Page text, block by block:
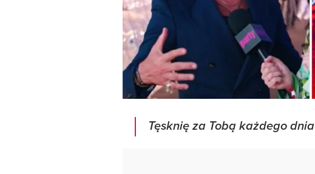
Tęsknię za Tobą każdego dnia